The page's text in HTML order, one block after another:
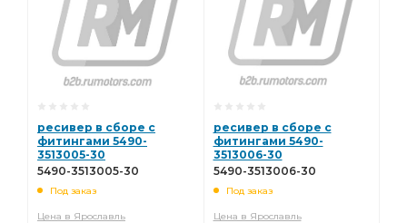
ресивер в сборе с
фитингами 5490-
3513005-30
5490-3513005-30
Под заказ
Цена в Ярославль
ресивер в сборе с
фитингами 5490-
3513006-30
5490-3513006-30
Под заказ
Цена в Ярославль